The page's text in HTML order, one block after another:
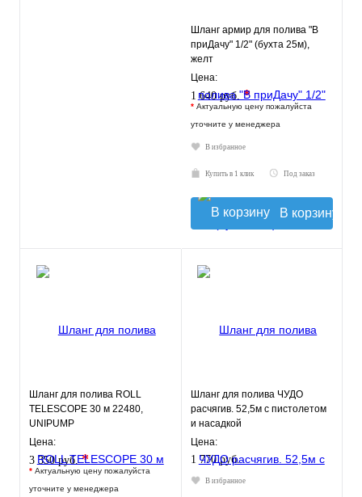
Шланг армир для полива "В
приДачу" 1/2" (бухта 25м),
желт
Цена:
1 640 руб.*
* Актуальную цену пожалуйста
уточните у менеджера
В избранное
Купить в 1 клик Под заказ
В корзину
Шланг для полива ROLL
TELESCOPE 30 м 22480,
UNIPUMP
Цена:
3 350 руб.*
* Актуальную цену пожалуйста
уточните у менеджера
Шланг для полива ЧУДО
расчягив. 52,5м с пистолетом
и насадкой
Цена:
1 770 руб.
В избранное